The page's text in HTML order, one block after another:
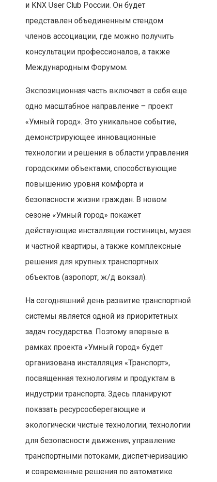
и KNX User Club России. Он будет
представлен объединенным стендом
членов ассоциации, где можно получить
консультации профессионалов, а также
Международным Форумом.
Экспозиционная часть включает в себя еще
одно масштабное направление – проект
«Умный город». Это уникальное событие,
демонстрирующее инновационные
технологии и решения в области управления
городскими объектами, способствующие
повышению уровня комфорта и
безопасности жизни граждан. В новом
сезоне «Умный город» покажет
действующие инсталляции гостиницы, музея
и частной квартиры, а также комплексные
решения для крупных транспортных
объектов (аэропорт, ж/д вокзал).
На сегодняшний день развитие транспортной
системы является одной из приоритетных
задач государства. Поэтому впервые в
рамках проекта «Умный город» будет
организована инсталляция «Транспорт»,
посвященная технологиям и продуктам в
индустрии транспорта. Здесь планируют
показать ресурсосберегающие и
экологически чистые технологии, технологии
для безопасности движения, управление
транспортными потоками, диспетчеризацию
и современные решения по автоматике